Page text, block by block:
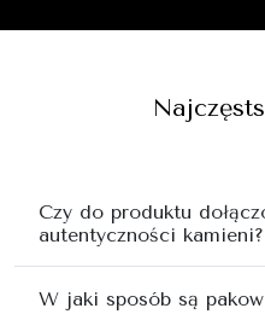
Czy do produktu
autentyczności kamieni?
W jaki sposób są